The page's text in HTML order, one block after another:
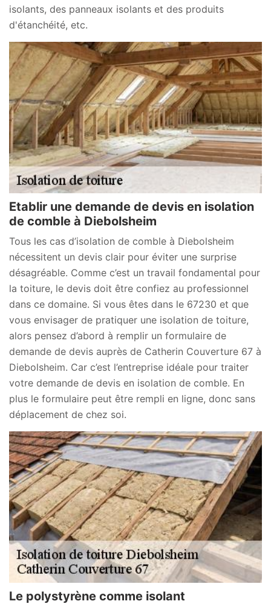
isolants, des panneaux isolants et des produits
d'étanchéité, etc.
Etablir une demande de devis en isolation
de comble à Diebolsheim
Tous les cas d’isolation de comble à Diebolsheim
nécessitent un devis clair pour éviter une surprise
désagréable. Comme c’est un travail fondamental pour
la toiture, le devis doit être confiez au professionnel
dans ce domaine. Si vous êtes dans le 67230 et que
vous envisager de pratiquer une isolation de toiture,
alors pensez d’abord à remplir un formulaire de
demande de devis auprès de Catherin Couverture 67 à
Diebolsheim. Car c’est l’entreprise idéale pour traiter
votre demande de devis en isolation de comble. En
plus le formulaire peut être rempli en ligne, donc sans
déplacement de chez soi.
Le polystyrène comme isolant